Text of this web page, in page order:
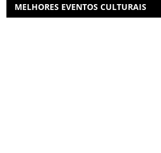
MELHORES EVENTOS CULTURAIS